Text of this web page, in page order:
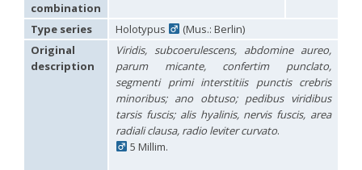
Hedychridium carmelitanum
Hedychridium caucasium irregulare
Hedychridium chloropygum
Buysson, 1888
Hedychridium chloropygum densumLinsenmaier, 1959
Hedychridium chloropygum spatiumLinsenmaier, 1959
(Dahlbom, 1854)
Linsenmaier, 1959
(Dahlbom, 1845)
Linsenmaier, 1987
Linsenmaier, 1959
combination
Type series Holotypus
(Mus.: Berlin)
Original
description
Viridis, subcoerulescens, abdomine aureo,
parum micante, confertim punclato,
segmenti primi interstitiis punctis crebris
minoribus; ano obtuso; pedibus viridibus
tarsis fuscis; alis hyalinis, nervis fuscis, area
radiali clausa, radio leviter curvato.
5 Millim.